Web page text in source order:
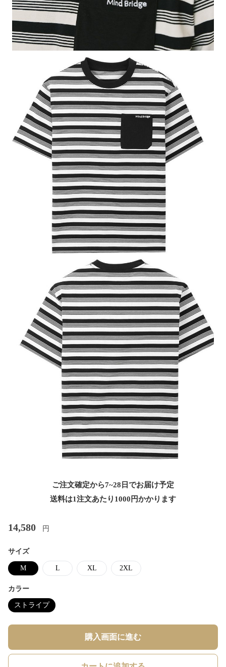
ご注文確定から7~28日でお届け予定
送料は1注文あたり 1000 円かかります
14,580 円
サイズ
M L XL 2XL
カラー
ストライプ
購入画面に進む